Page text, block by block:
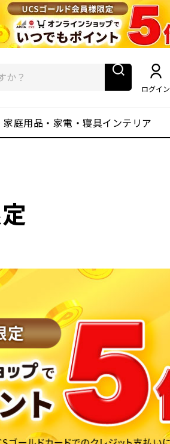
ログイン
家庭用品・家電・寝具インテリア